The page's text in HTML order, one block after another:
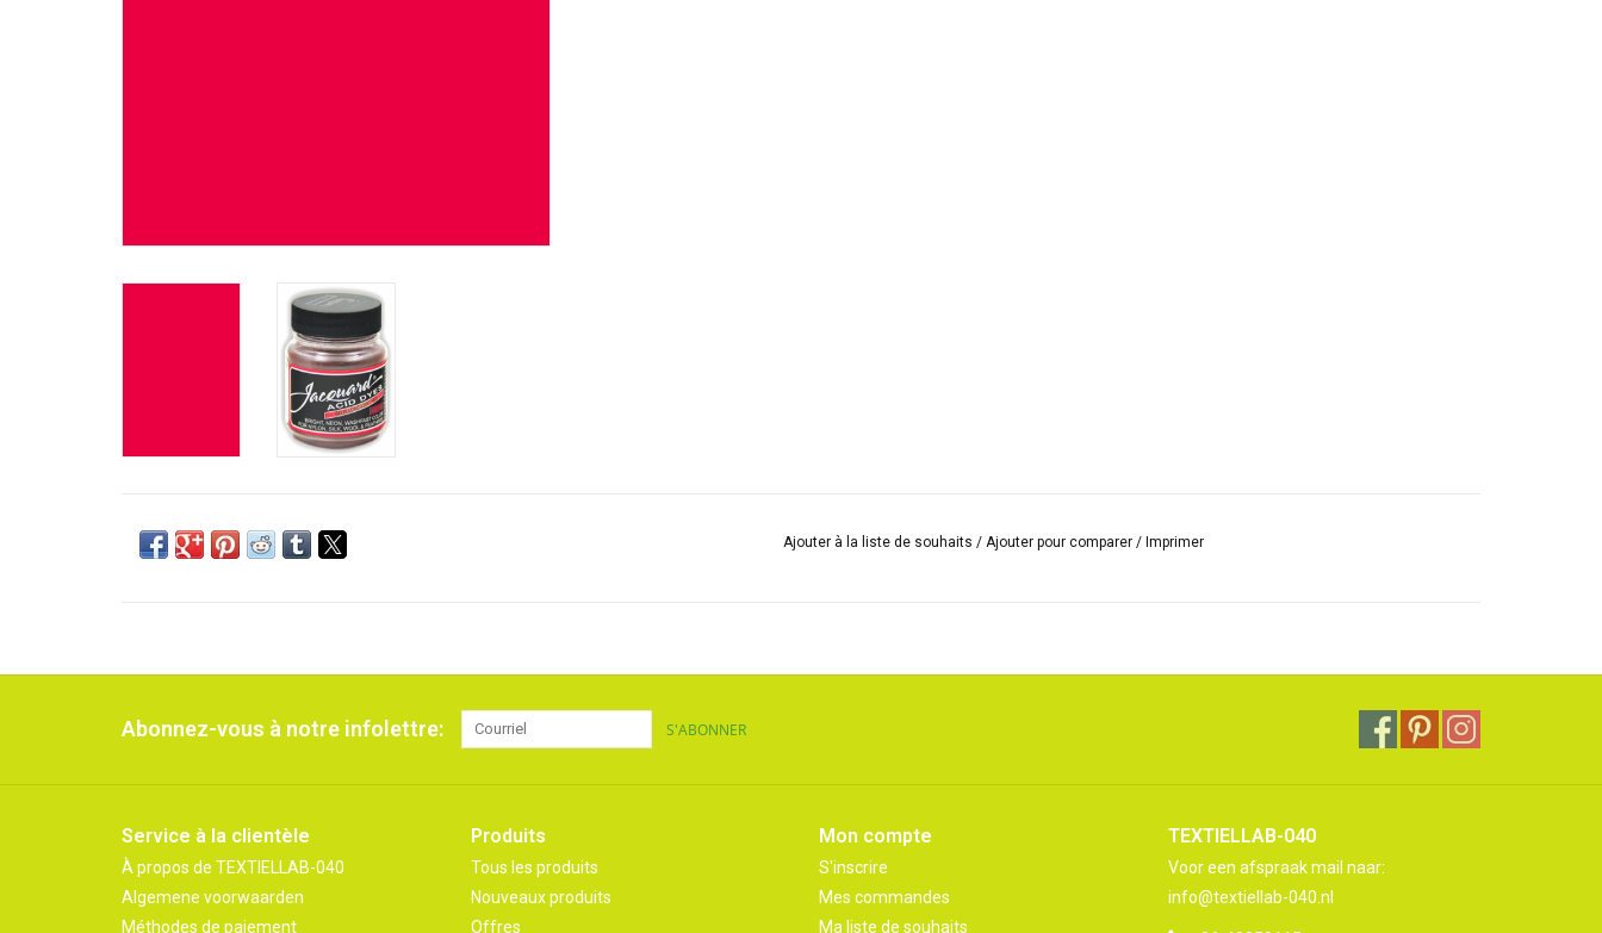
Ajouter à la liste de souhaits / Ajouter pour comparer /Imprimer
Abonnez-vous à notre infolettre: S'ABONNER
Service à la clientèle
À propos de TEXTIELLAB-040
Algemene voorwaarden
Méthodes de paiement
Produits
Tous les produits
Nouveaux produits
Offres
Mon compte
S'inscrire
Mes commandes
Ma liste de souhaits
TEXTIELLAB-040
Voor een afspraak mail naar:
info@textiellab-040.nl